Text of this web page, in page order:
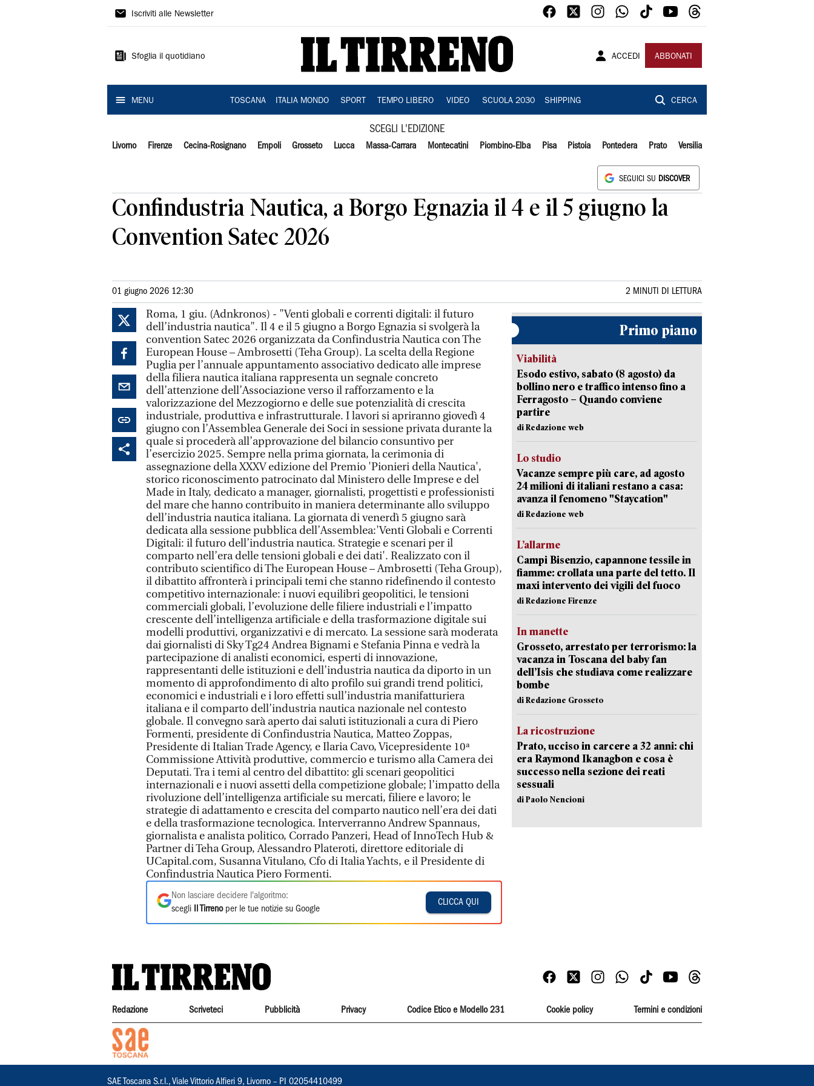
Il
Iscriviti alle Newsletter
Sfoglia il quotidiano ACCEDI ABBONATI
MENU TOSCANA ITALIA MONDO SPORT TEMPO LIBERO VIDEO SCUOLA 2030 SHIPPING CERCA
SCEGLI L'EDIZIONE
Livorno Firenze Cecina-Rosignano Empoli Grosseto Lucca Massa-Carrara Montecatini Piombino-Elba Pisa Pistoia Pontedera Prato Versilia
SEGUICI SU DISCOVER
Confindustria Nautica, a Borgo Egnazia il 4 e il 5 giugno la
Convention Satec 2026
01 giugno 2026 12:30 2 MINUTI DI LETTURA
Roma, 1 giu. (Adnkronos) - "Venti globali e correnti digitali: il futuro
dell’industria nautica". Il 4 e il 5 giugno a Borgo Egnazia si svolgerà la
convention Satec 2026 organizzata da Confindustria Nautica con The
European House – Ambrosetti (Teha Group). La scelta della Regione
Puglia per l’annuale appuntamento associativo dedicato alle imprese
della filiera nautica italiana rappresenta un segnale concreto
dell’attenzione dell’Associazione verso il rafforzamento e la
valorizzazione del Mezzogiorno e delle sue potenzialità di crescita
industriale, produttiva e infrastrutturale. I lavori si apriranno giovedì 4
giugno con l’Assemblea Generale dei Soci in sessione privata durante la
quale si procederà all’approvazione del bilancio consuntivo per
l’esercizio 2025. Sempre nella prima giornata, la cerimonia di
assegnazione della XXXV edizione del Premio 'Pionieri della Nautica',
storico riconoscimento patrocinato dal Ministero delle Imprese e del
Made in Italy, dedicato a manager, giornalisti, progettisti e professionisti
del mare che hanno contribuito in maniera determinante allo sviluppo
dell’industria nautica italiana. La giornata di venerdì 5 giugno sarà
dedicata alla sessione pubblica dell’Assemblea:'Venti Globali e Correnti
Digitali: il futuro dell’industria nautica. Strategie e scenari per il
comparto nell’era delle tensioni globali e dei dati'. Realizzato con il
contributo scientifico di The European House – Ambrosetti (Teha Group),
il dibattito affronterà i principali temi che stanno ridefinendo il contesto
competitivo internazionale: i nuovi equilibri geopolitici, le tensioni
commerciali globali, l’evoluzione delle filiere industriali e l’impatto
crescente dell’intelligenza artificiale e della trasformazione digitale sui
modelli produttivi, organizzativi e di mercato. La sessione sarà moderata
dai giornalisti di Sky Tg24 Andrea Bignami e Stefania Pinna e vedrà la
partecipazione di analisti economici, esperti di innovazione,
rappresentanti delle istituzioni e dell’industria nautica da diporto in un
momento di approfondimento di alto profilo sui grandi trend politici,
economici e industriali e i loro effetti sull’industria manifatturiera
italiana e il comparto dell’industria nautica nazionale nel contesto
globale. Il convegno sarà aperto dai saluti istituzionali a cura di Piero
Formenti, presidente di Confindustria Nautica, Matteo Zoppas,
Presidente di Italian Trade Agency, e Ilaria Cavo, Vicepresidente 10ª
Commissione Attività produttive, commercio e turismo alla Camera dei
Deputati. Tra i temi al centro del dibattito: gli scenari geopolitici
internazionali e i nuovi assetti della competizione globale; l’impatto della
rivoluzione dell’intelligenza artificiale su mercati, filiere e lavoro; le
strategie di adattamento e crescita del comparto nautico nell’era dei dati
e della trasformazione tecnologica. Interverranno Andrew Spannaus,
giornalista e analista politico, Corrado Panzeri, Head of InnoTech Hub &
Partner di Teha Group, Alessandro Plateroti, direttore editoriale di
UCapital.com, Susanna Vitulano, Cfo di Italia Yachts, e il Presidente di
Confindustria Nautica Piero Formenti.
Non lasciare decidere l'algoritmo:
scegli
Il Tirrenoper le tue notizie su Google
CLICCA QUI
Primo piano
Viabilità
Esodo estivo, sabato (8 agosto) da
bollino nero e traffico intenso fino a
Ferragosto – Quando conviene
partire
di Redazione web
Lo studio
Vacanze sempre più care, ad agosto
24 milioni di italiani restano a casa:
avanza il fenomeno "Staycation"
di Redazione web
L’allarme
Campi Bisenzio, capannone tessile in
fiamme: crollata una parte del tetto. Il
maxi intervento dei vigili del fuoco
di Redazione Firenze
In manette
Grosseto, arrestato per terrorismo: la
vacanza in Toscana del baby fan
dell’Isis che studiava come realizzare
bombe
di Redazione Grosseto
La ricostruzione
Prato, ucciso in carcere a 32 anni: chi
era Raymond Ikanagbon e cosa è
successo nella sezione dei reati
sessuali
di Paolo Nencioni
Redazione Scriveteci Pubblicità Privacy Codice Etico e Modello 231 Cookie policy Termini e condizioni
SAE Toscana S.r.l., Viale Vittorio Alfieri 9, Livorno – PI 02054410499